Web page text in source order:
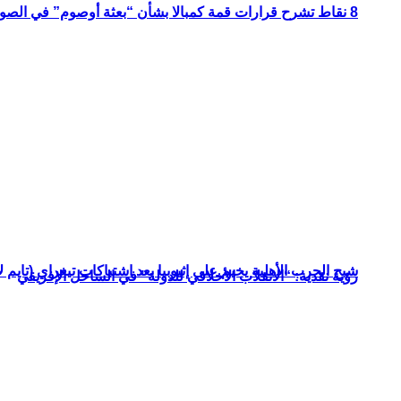
شبح الحرب الأهلية يخيم على إثيوبيا بعد اشتباكات تيغراي (تايم
8 نقاط تشرح قرارات قمة كمبالا بشأن “بعثة أوصوم” في الصومال؟
رؤية نقدية: “الانقلاب الأخلاقي للدولة” في الساحل الإفريقي